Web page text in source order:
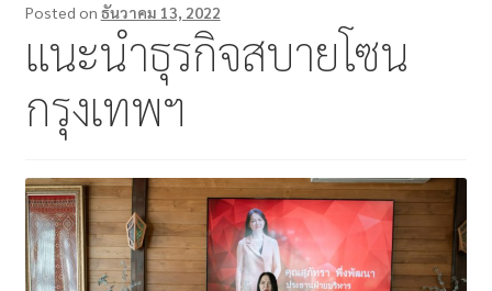
ข่าวสาร/บทความ
บัญชีของฉัน
แจ้งชำระเงิน
Posted on ธันวาคม 13, 2022
แนะนำธุรกิจสบายโซน
กรุงเทพฯ